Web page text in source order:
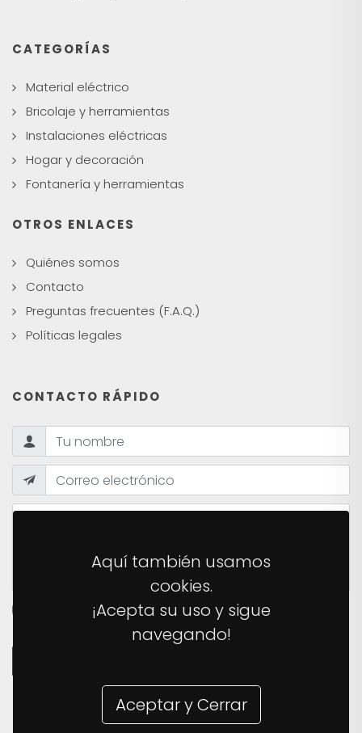
Aquí también usamos
cookies.
¡Acepta su uso y sigue
navegando!
Aceptar y Cerrar
CATEGORÍAS
Material eléctrico
Bricolaje y herramientas
Instalaciones eléctricas
Hogar y decoración
Fontanería y herramientas
OTROS ENLACES
Quiénes somos
Contacto
Preguntas frecuentes (F.A.Q.)
Políticas legales
CONTACTO RÁPIDO
HE LEÍDO Y ACEPTO LA POLÍTICA DE PRIVACIDAD